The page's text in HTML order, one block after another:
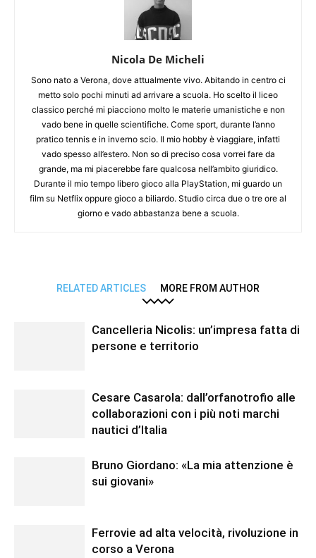
Nicola De Micheli
Sono nato a Verona, dove attualmente vivo. Abitando in centro ci
metto solo pochi minuti ad arrivare a scuola. Ho scelto il liceo
classico perché mi piacciono molto le materie umanistiche e non
vado bene in quelle scientifiche. Come sport, durante l’anno
pratico tennis e in inverno scio. Il mio hobby è viaggiare, infatti
vado spesso all’estero. Non so di preciso cosa vorrei fare da
grande, ma mi piacerebbe fare qualcosa nell’ambito giuridico.
Durante il mio tempo libero gioco alla PlayStation, mi guardo un
film su Netflix oppure gioco a biliardo. Studio circa due o tre ore al
giorno e vado abbastanza bene a scuola.
RELATED ARTICLES MORE FROM AUTHOR
Cancelleria Nicolis: un’impresa fatta di
persone e territorio
Cesare Casarola: dall’orfanotrofio alle
collaborazioni con i più noti marchi
nautici d’Italia
Bruno Giordano: «La mia attenzione è
sui giovani»
Ferrovie ad alta velocità, rivoluzione in
corso a Verona